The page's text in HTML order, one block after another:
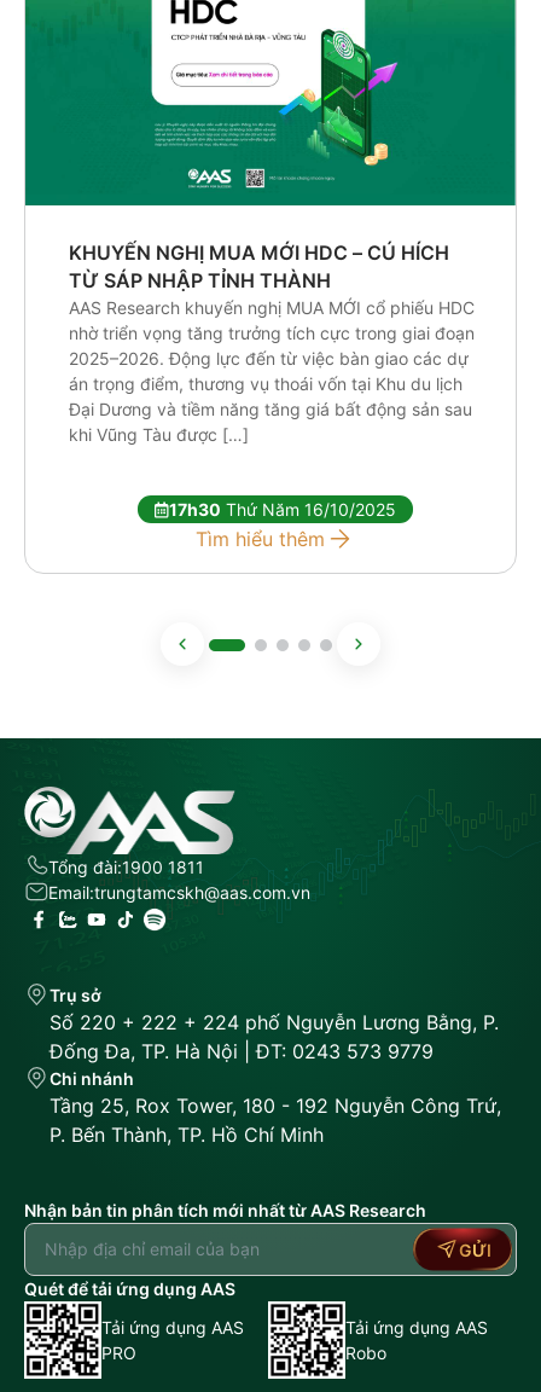
KHUYẾN NGHỊ MUA MỚI HDC – CÚ HÍCH
TỪ SÁP NHẬP TỈNH THÀNH
AAS Research khuyến nghị MUA MỚI cổ phiếu HDC
nhờ triển vọng tăng trưởng tích cực trong giai đoạn
2025–2026. Động lực đến từ việc bàn giao các dự
án trọng điểm, thương vụ thoái vốn tại Khu du lịch
Đại Dương và tiềm năng tăng giá bất động sản sau
khi Vũng Tàu được […]
17h30 Thứ Năm 16/10/2025
Tìm hiểu thêm
Tổng đài:1900 1811
Email:trungtamcskh@aas.com.vn
Trụ sở
Số 220 + 222 + 224 phố Nguyễn Lương Bằng, P.
Đống Đa, TP. Hà Nội | ĐT: 0243 573 9779
Chi nhánh
Tầng 25, Rox Tower, 180 - 192 Nguyễn Công Trứ,
P. Bến Thành, TP. Hồ Chí Minh
Nhận bản tin phân tích mới nhất từ AAS Research
GỬI
Quét để tải ứng dụng AAS
Tải ứng dụng AAS
PRO
Tải ứng dụng AAS
Robo